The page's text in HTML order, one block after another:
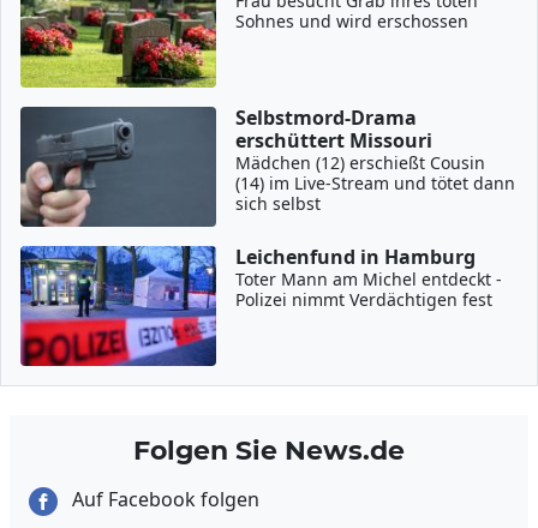
Sohnes und wird erschossen
Selbstmord-Drama
erschüttert Missouri
Mädchen (12) erschießt Cousin
(14) im Live-Stream und tötet dann
sich selbst
Leichenfund in Hamburg
Toter Mann am Michel entdeckt -
Polizei nimmt Verdächtigen fest
Folgen Sie News.de
Auf Facebook folgen